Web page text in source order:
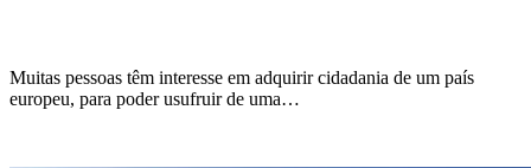
Muitas pessoas têm interesse em adquirir cidadania de um país
europeu, para poder usufruir de uma…